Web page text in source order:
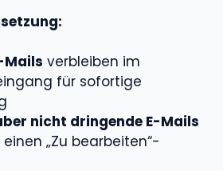
Mails verbleiben im
für sofortige
nicht dringende E-Mails
„Zu bearbeiten“-